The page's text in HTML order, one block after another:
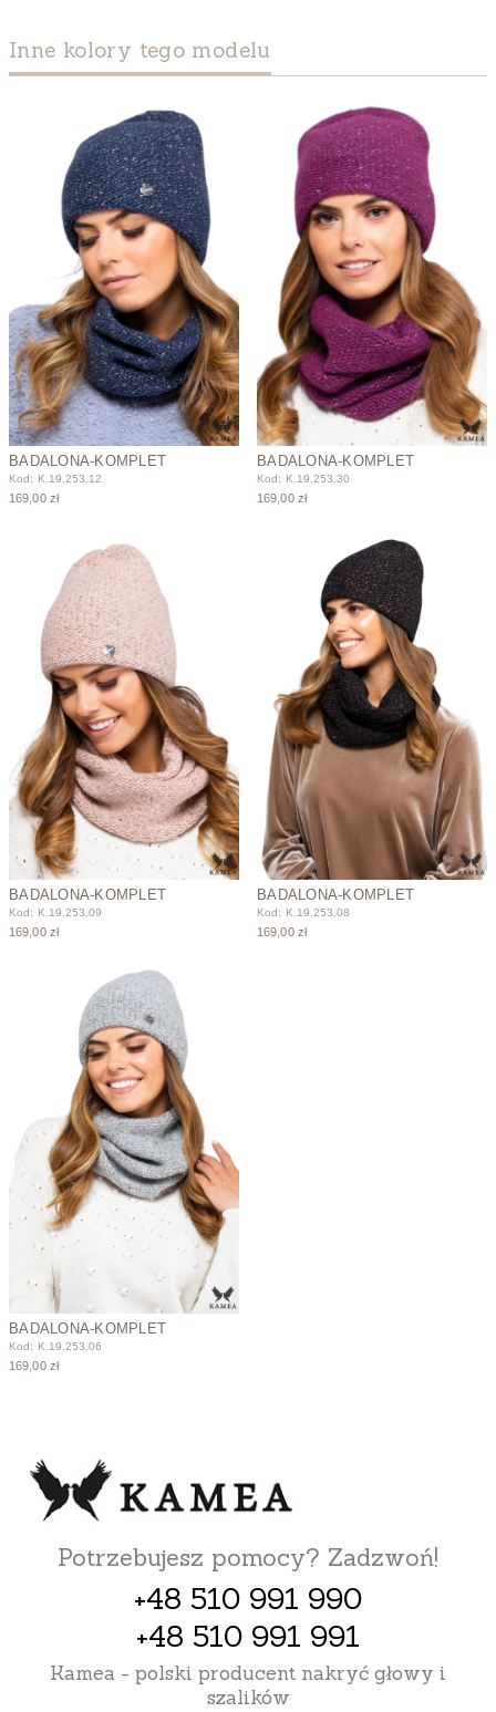
Inne kolory tego modelu
BADALONA-KOMPLET
Kod: K.19.253.12
169,00 zł
BADALONA-KOMPLET
Kod: K.19.253.30
169,00 zł
BADALONA-KOMPLET
Kod: K.19.253.09
169,00 zł
BADALONA-KOMPLET
Kod: K.19.253.08
169,00 zł
BADALONA-KOMPLET
Kod: K.19.253.06
169,00 zł
Potrzebujesz pomocy? Zadzwoń!
+48 510 991 990
+48 510 991 991
Kamea - polski producent nakryć głowy i
szalików